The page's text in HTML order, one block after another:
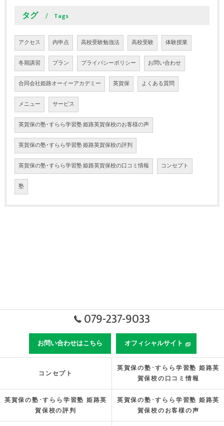
タグ Tags
アクセス 内申点 高校受験勉強法 高校受験 体験授業
冬期講習 プラン プライバシーポリシー お問い合わせ
合同会社姫路オーイーアカデミー 英賀保 よくある質問
メニュー サービス
英賀保の塾･すらら学習塾 姫路英賀保校のお客様の声
英賀保の塾･すらら学習塾 姫路英賀保校の評判
英賀保の塾･すらら学習塾 姫路英賀保校の口コミ情報 コンセプト
塾
079-237-9033
お問い合わせはこちら オフィシャルサイト
コンセプト
英賀保の塾･すらら学習塾 姫路英
賀保校の口コミ情報
英賀保の塾･すらら学習塾 姫路英
賀保校の評判
英賀保の塾･すらら学習塾 姫路英
賀保校のお客様の声